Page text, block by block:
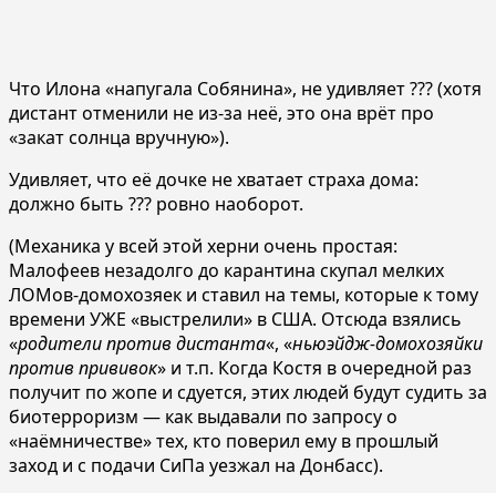
Что Илона «напугала Собянина», не удивляет ??? (хотя
дистант отменили не из-за неё, это она врёт про
«закат солнца вручную»).
Удивляет, что её дочке не хватает страха дома:
должно быть ??? ровно наоборот.
(Механика у всей этой херни очень простая:
Малофеев незадолго до карантина скупал мелких
ЛОМов-домохозяек и ставил на темы, которые к тому
времени УЖЕ «выстрелили» в США. Отсюда взялись
«родители против дистанта«, «ньюэйдж-домохозяйки
против прививок» и т.п. Когда Костя в очередной раз
получит по жопе и сдуется, этих людей будут судить за
биотерроризм — как выдавали по запросу о
«наёмничестве» тех, кто поверил ему в прошлый
заход и с подачи СиПа уезжал на Донбасс).